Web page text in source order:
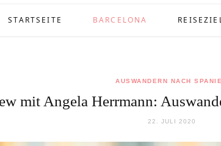
STARTSEITE BARCELONA
AUSWANDERN NACH
mit Angela Herrmann:
22. JULI 2020